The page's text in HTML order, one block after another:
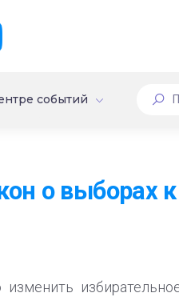
событий
о выборах к